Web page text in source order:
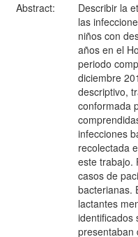
Abstract:
Describir la
las
niños con
años en el
periodo
diciembre
descriptivo,
conformada
infecciones
recolectada
este trabajo.
casos de
bacterianas.
lactantes
identificados
presentaban